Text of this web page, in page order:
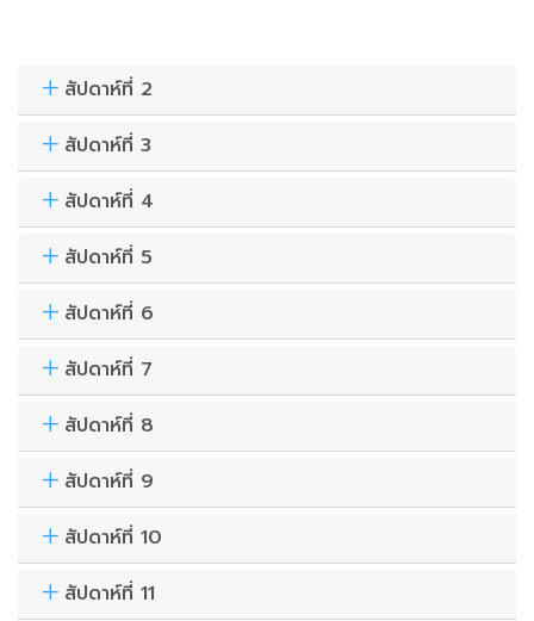
สัปดาห์ที่ 2
สัปดาห์ที่ 3
สัปดาห์ที่ 4
สัปดาห์ที่ 5
สัปดาห์ที่ 6
สัปดาห์ที่ 7
สัปดาห์ที่ 8
สัปดาห์ที่ 9
สัปดาห์ที่ 10
สัปดาห์ที่ 11